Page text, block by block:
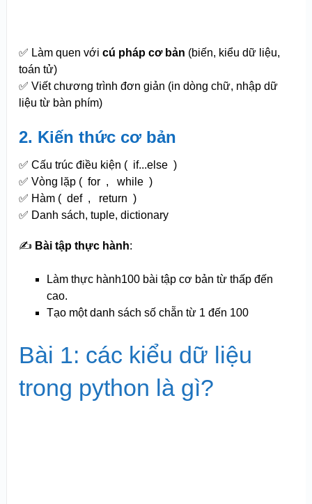
✅ Làm quen với cú pháp cơ bản (biến, kiểu dữ liệu,
toán tử)
✅ Viết chương trình đơn giản (in dòng chữ, nhập dữ
liệu từ bàn phím)
2. Kiến thức cơ bản
✅ Cấu trúc điều kiện ( if...else )
✅ Vòng lặp ( for , while )
✅ Hàm ( def , return )
✅ Danh sách, tuple, dictionary
✍️ Bài tập thực hành:
Làm thực hành100 bài tập cơ bản từ thấp đến
cao.
Tạo một danh sách số chẵn từ 1 đến 100
Bài 1: các kiểu dữ liệu
trong python là gì?